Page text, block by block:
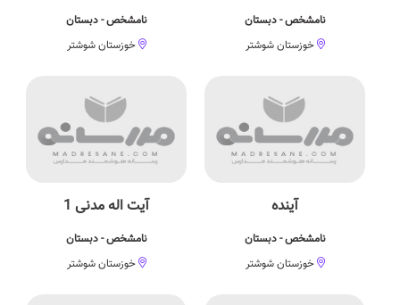
نامشخص - دبستان
خوزستان شوشتر
نامشخص - دبستان
خوزستان شوشتر
آینده
نامشخص - دبستان
خوزستان شوشتر
آیت اله مدنی 1
نامشخص - دبستان
خوزستان شوشتر